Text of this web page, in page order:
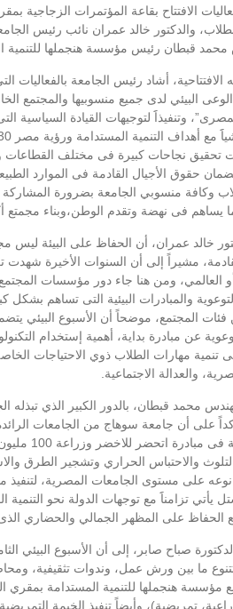
الافتتاح بقاعة المؤتمرات الزجاجية
والدكتور خالد عمران نائب رئيس
محمد قبطان رئيس مؤسسة هنجملها للتنمية
أشاد رئيس الجامعة بالفعاليات
البيئي لدى جميع منسوبيها والمجتمع
وتنفيذاََ لتوجيهات القيادة السياسية
تحقيق نجاحات كبيرة فى مختلف القطاعات
وكافة منسوبي الجامعة بضرورة
يساهم فى نهضة وتقدم الوطن،وبناء مجمتع
خالد عمران، أن الحفاظ على البيئة
مشيراً إلى أن السنوات الأخيرة شهدت
أو العالمي، ومن هنا جاء دور مؤسسات
والمبادرات البيئية التى تساهم
فئات المجتمع، موضحاً أن الأسبوع البيئي
عن مبادرة بداية، أهمية إستخدام
تنمية مهارات الطلاب ذوي الاحتياجات
والعدالة الاجتماعية.
محمد قبطان، بالدور الكبير الذي
على أن جامعة سوهاج من الجامعات
والاحتباس الحراري وتشجير الطرق
يأتي تزامناََ مع توجهات الدولة نحو
الحفاظ على المظهر الجمالي والحضاري
تمريضية)، وأيضاً تنفيذ الخيمة